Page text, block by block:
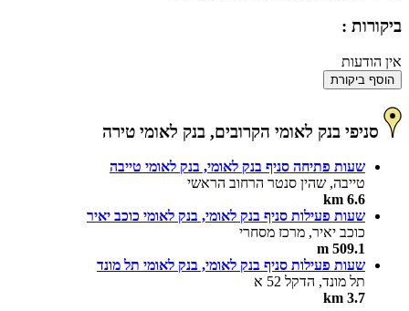
ביקורות :
אין הודעות
הוסף ביקורת
סניפי בנק לאומי הקרובים, בנק לאומי טירה
שעות פתיחה סניף בנק לאומי, בנק לאומי טייבה
טייבה, שהין סנטר הרחוב הראשי
6.6 km
שעות פעילות סניף בנק לאומי, בנק לאומי כוכב יאיר
כוכב יאיר, מרכז מסחרי
509.1 m
שעות פעילות סניף בנק לאומי, בנק לאומי תל מונד
תל מונד, הדקל 52 א
3.7 km